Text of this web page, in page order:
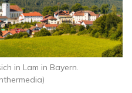
in Lam in Bayern.